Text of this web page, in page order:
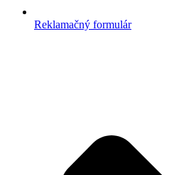
Reklamačný formulár